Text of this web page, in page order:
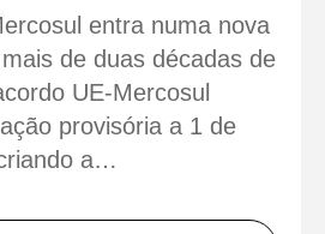
entra numa nova
de duas décadas de
UE-Mercosul
provisória a 1 de
a…